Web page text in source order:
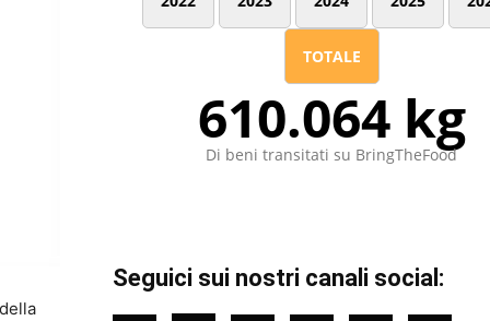
TOTALE
610.064 kg
Di beni transitati su BringTheFood
Seguici sui nostri canali social: